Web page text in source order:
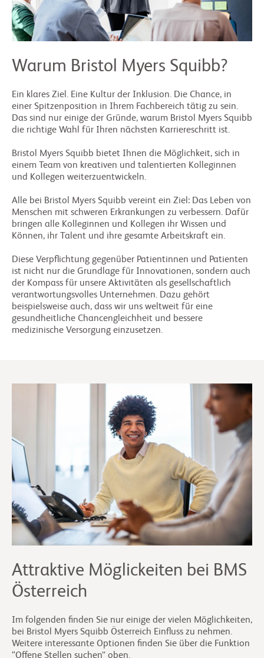
Warum Bristol Myers Squibb?
Ein klares Ziel. Eine Kultur der Inklusion. Die Chance, in
einer Spitzenposition in Ihrem Fachbereich tätig zu sein.
Das sind nur einige der Gründe, warum Bristol Myers Squibb
die richtige Wahl für Ihren nächsten Karriereschritt ist.
Bristol Myers Squibb bietet Ihnen die Möglichkeit, sich in
einem Team von kreativen und talentierten Kolleginnen
und Kollegen weiterzuentwickeln.
Alle bei Bristol Myers Squibb vereint ein Ziel: Das Leben von
Menschen mit schweren Erkrankungen zu verbessern. Dafür
bringen alle Kolleginnen und Kollegen ihr Wissen und
Können, ihr Talent und ihre gesamte Arbeitskraft ein.
Diese Verpflichtung gegenüber Patientinnen und Patienten
ist nicht nur die Grundlage für Innovationen, sondern auch
der Kompass für unsere Aktivitäten als gesellschaftlich
verantwortungsvolles Unternehmen. Dazu gehört
beispielsweise auch, dass wir uns weltweit für eine
gesundheitliche Chancengleichheit und bessere
medizinische Versorgung einzusetzen.
Attraktive Möglickeiten bei BMS
Österreich
Im folgenden finden Sie nur einige der vielen Möglichkeiten,
bei Bristol Myers Squibb Österreich Einfluss zu nehmen.
Weitere interessante Optionen finden Sie über die Funktion
“Offene Stellen suchen” oben.